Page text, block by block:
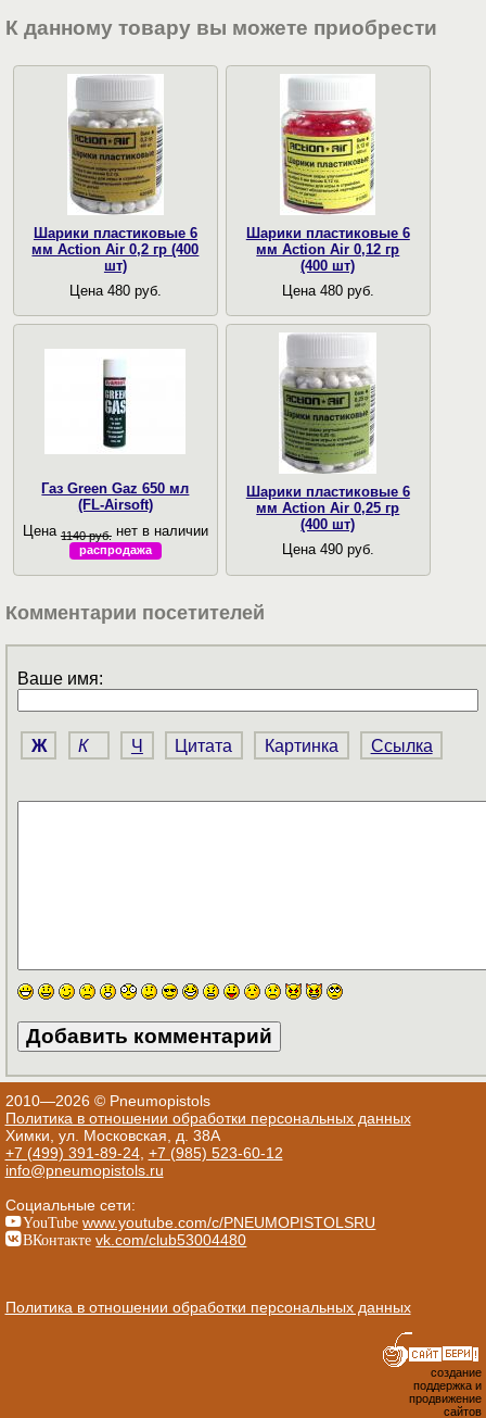
К данному товару вы можете приобрести
Шарики пластиковые 6
мм Action Air 0,2 гр (400
шт)
Цена 480 руб.
Шарики пластиковые 6
мм Action Air 0,12 гр
(400 шт)
Цена 480 руб.
Газ Green Gaz 650 мл
(FL-Airsoft)
Цена 1140 руб. нет в наличии
распродажа
Шарики пластиковые 6
мм Action Air 0,25 гр
(400 шт)
Цена 490 руб.
Комментарии посетителей
Ваше имя:
Ж К Ч Цитата Картинка Ссылка
2010—2026 © Pneumopistols
Политика в отношении обработки персональных данных
Химки, ул. Московская, д. 38А
+7 (499) 391-89-24, +7 (985) 523-60-12
info@pneumopistols.ru
Социальные сети:
YouTube www.youtube.com/c/PNEUMOPISTOLSRU
ВКонтакте vk.com/club53004480
Политика в отношении обработки персональных данных
создание
поддержка и
продвижение
сайтов